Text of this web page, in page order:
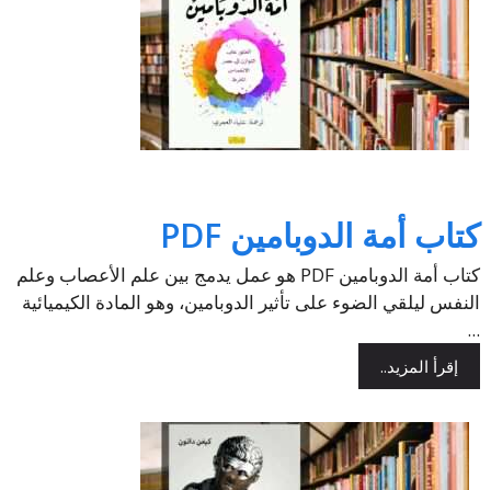
كتاب أمة الدوبامين PDF
كتاب أمة الدوبامين PDF هو عمل يدمج بين علم الأعصاب وعلم
النفس ليلقي الضوء على تأثير الدوبامين، وهو المادة الكيميائية
...
إقرأ المزيد..